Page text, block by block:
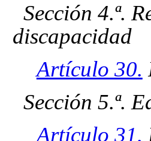
Sección 4.ª.
discapacidad
Artículo 30.
Sección 5.ª.
Artículo 31.